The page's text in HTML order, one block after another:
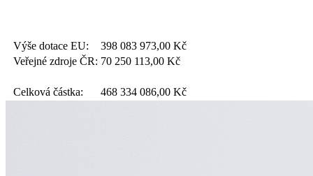
Výše dotace EU: 398 083 973,00 Kč
Veřejné zdroje ČR: 70 250 113,00 Kč
Celková částka: 468 334 086,00 Kč